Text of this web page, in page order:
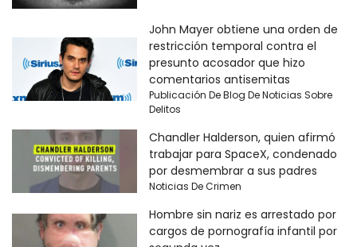
John Mayer obtiene una orden de
restricción temporal contra el
presunto acosador que hizo
comentarios antisemitas
Publicación De Blog De Noticias Sobre
Delitos
Chandler Halderson, quien afirmó
trabajar para SpaceX, condenado
por desmembrar a sus padres
Noticias De Crimen
Hombre sin nariz es arrestado por
cargos de pornografía infantil por